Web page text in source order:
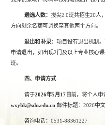
遴选人数：拔尖2.0班共招生20人
方向剩余名额可调换至其他两个方向。
退出和补录： 项目设有退出机制
申请退出，如出现2门及以上专业核心
班。
四、申请方式
请于2026年5月 17 日前，将个人申
wxybk@sdu.edu.cn 邮件标题：2026中
咨询电话：0531-88361227